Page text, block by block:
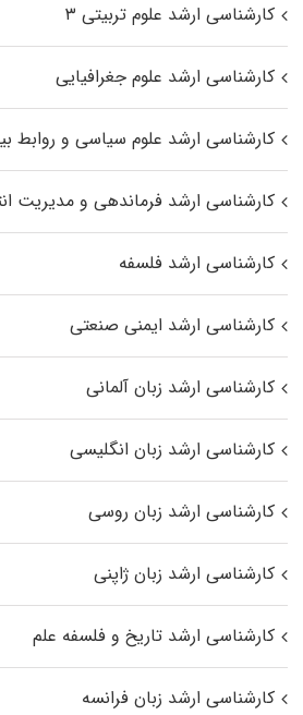
کارشناسی ارشد علوم تربیتی ۳
کارشناسی ارشد علوم جغرافیایی
کارشناسی ارشد علوم سیاسی و روابط
کارشناسی ارشد فرماندهی و مدیریت
کارشناسی ارشد فلسفه
کارشناسی ارشد ایمنی صنعتی
کارشناسی ارشد زبان آلمانی
کارشناسی ارشد زبان انگلیسی
کارشناسی ارشد زبان روسی
کارشناسی ارشد زبان ژاپنی
کارشناسی ارشد تاریخ و فلسفه علم
کارشناسی ارشد زبان فرانسه